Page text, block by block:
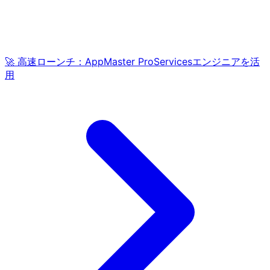
🚀 高速ローンチ：AppMaster ProServicesエンジニアを活
用